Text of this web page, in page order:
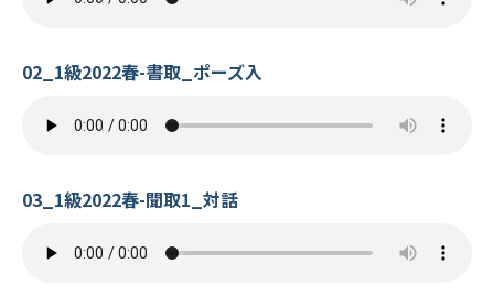
02_1級2022春-書取_ポーズ入
03_1級2022春-聞取1_対話